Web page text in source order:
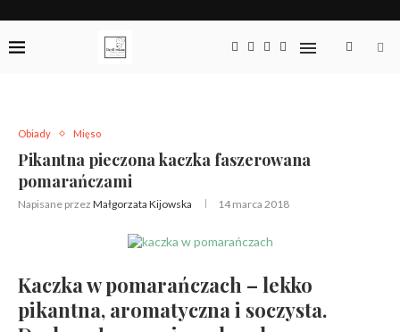
Obiady Mięso
Pikantna pieczona kaczka faszerowana
pomarańczami
Napisane przez Małgorzata Kijowska 14 marca 2018
Kaczka w pomarańczach – lekko
pikantna, aromatyczna i soczysta.